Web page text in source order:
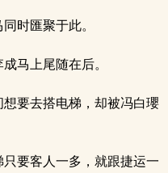
时匯聚于此。
马上尾随在后。
要去搭电梯，却被冯白瓔
要客人一多，就跟捷运一